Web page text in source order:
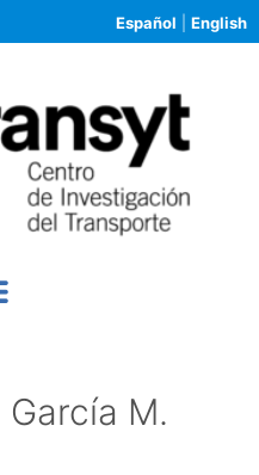
Español English
García M.